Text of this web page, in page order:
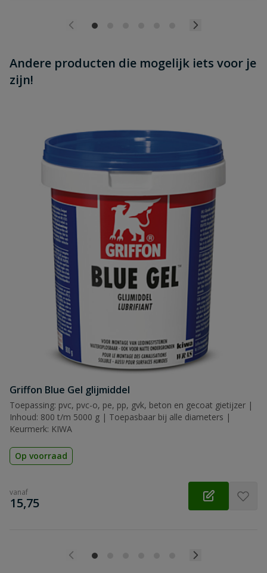
Andere producten die mogelijk iets voor je
zijn!
Griffon Blue Gel glijmiddel
Toepassing: pvc, pvc-o, pe, pp, gvk, beton en gecoat gietijzer |
Inhoud: 800 t/m 5000 g | Toepasbaar bij alle diameters |
Keurmerk: KIWA
Op voorraad
vanaf
€
15,75